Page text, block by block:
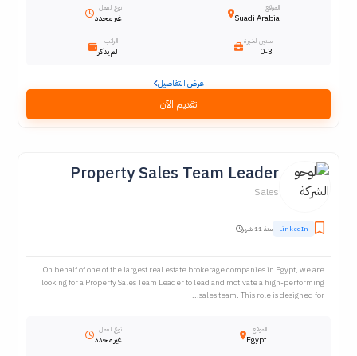
الموقع
Suadi Arabia
نوع العمل
غير محدد
سنين الخبرة
0-3
الراتب
لم يذكر
عرض التفاصيل
تقديم الآن
Property Sales Team Leader
Sales
LinkedIn منذ 11 شهر
On behalf of one of the largest real estate brokerage companies in Egypt, we are
looking for a Property Sales Team Leader to lead and motivate a high-performing
sales team. This role is designed for...
الموقع
Egypt
نوع العمل
غير محدد